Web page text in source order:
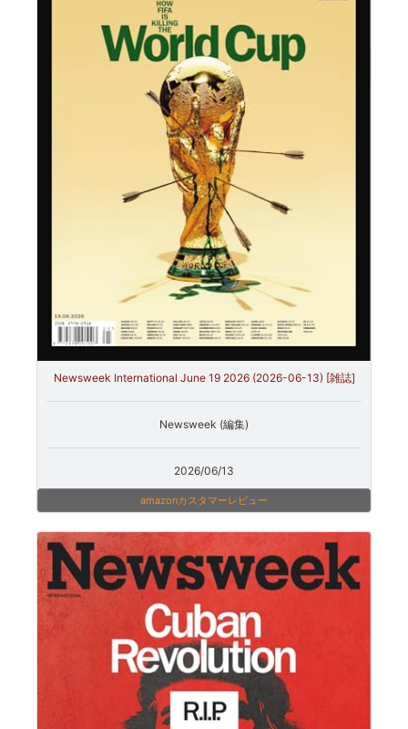
Newsweek International June 19 2026 (2026-06-13) [雑誌]
Newsweek (編集)
2026/06/13
amazonカスタマーレビュー